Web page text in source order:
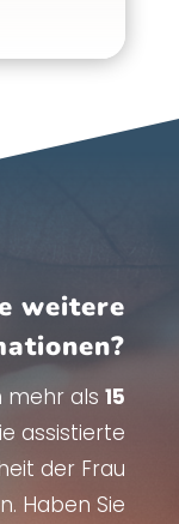
weitere
mehr als15
assistierte
der Frau
Haben Sie